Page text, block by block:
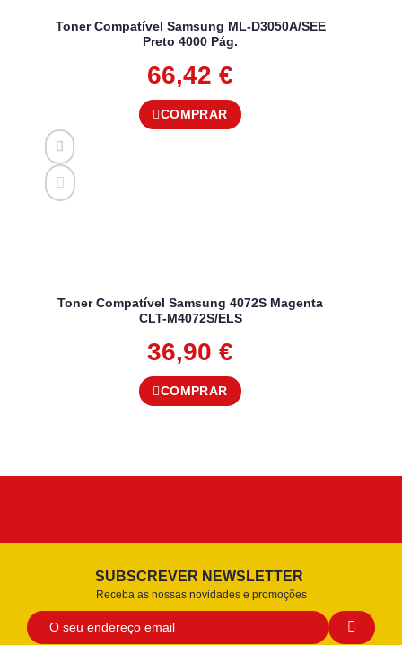
Toner Compatível Samsung ML-D3050A/SEE
Preto 4000 Pág.
66,42 €
COMPRAR
Toner Compatível Samsung 4072S Magenta
CLT-M4072S/ELS
36,90 €
COMPRAR
SUBSCREVER NEWSLETTER
Receba as nossas novidades e promoções